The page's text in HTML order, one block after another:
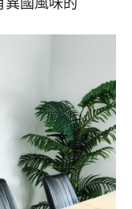
異國風味的